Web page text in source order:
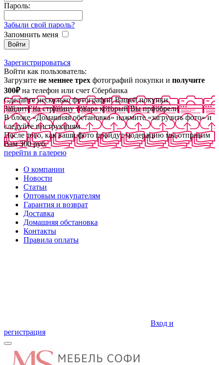
Пароль:
Забыли свой пароль?
Запомнить меня
Зарегистрироваться
Войти как пользователь:
Загрузите не меннее трех фотографий покупки и получите
300₽на телефон или счет Сбербанка
Сделайте несколько фотографий Вашей покупки
Зайдите на страницу товара который Вы приобрели
В блоке «Домашняя обстановка» нажмите «загрузить фото» и
следуйте инструкциям
После того, как ваши фото пройдут модерацию мы отправим
Вам 300 руб
перейти в галерею
О компании
Новости
Статьи
Оптовым покупателям
Гарантия и возврат
Доставка
Домашняя обстановка
Контакты
Правила оплаты
Вход и
регистрация